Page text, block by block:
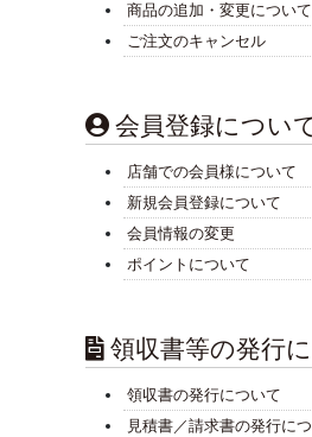
商品の追加・変更について
ご注文のキャンセル
会員登録につい
店舗での会員様について
新規会員登録について
会員情報の変更
ポイントについて
領収書等の発行
領収書の発行について
見積書／請求書の発行に